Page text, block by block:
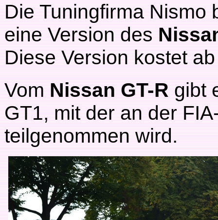
Die Tuningfirma
eine Version des
Diese Version kostet
VomNissan GT-Rgibt
GT1, mit der an der
teilgenommen wird.